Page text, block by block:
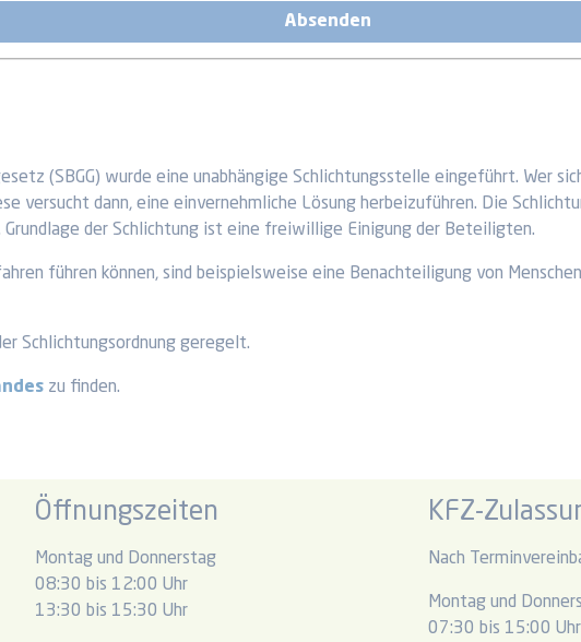
(SBGG) wurde eine unabhängige Schlichtungsstelle eingeführt. Wer
versucht dann, eine einvernehmliche Lösung herbeizuführen. Die
der Schlichtung ist eine freiwillige Einigung der Beteiligten.
führen können, sind beispielsweise eine Benachteiligung von
Schlichtungsordnung geregelt.
zu finden.
Öffnungszeiten
Montag und Donnerstag
08:30 bis 12:00 Uhr
13:30 bis 15:30 Uhr
KFZ-
Nach
Montag und
07:30 bis 15:00 Uhr